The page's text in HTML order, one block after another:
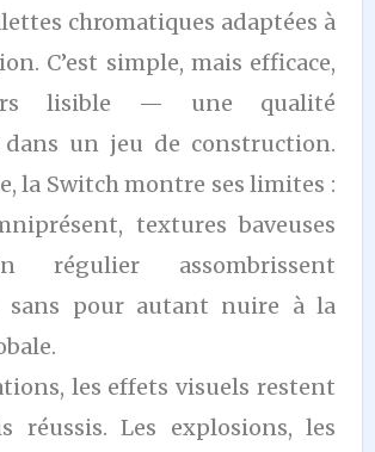
chromatiques adaptées à
C’est simple, mais efficace,
lisible — une qualité
dans un jeu de construction.
la Switch montre ses limites :
textures baveuses
régulier assombrissent
sans pour autant nuire à la
les effets visuels restent
réussis. Les explosions, les